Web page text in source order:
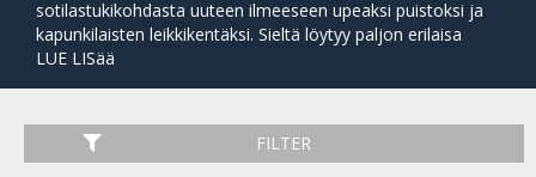
sotilastukikohdasta uuteen ilmeeseen upeaksi puistoksi ja
kapunkilaisten leikkikentäksi. Sieltä löytyy paljon erilaisa
aktiviteetteja, elämää ja energiaa, ja useat maailmankuulut
Koska Montjuic toimi myös vuoden 1992 olympialaisten
keskeisenä tapahtumapaikkana, siellä on monia suuria
LUE LISää
FILTER